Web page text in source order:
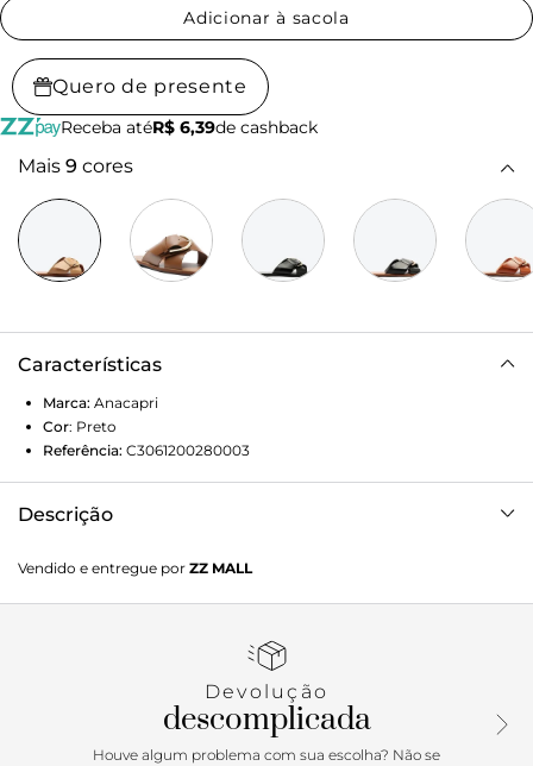
Adicionar à sacola
Quero de presente
Receba atéR$ 6,39de cashback
Mais 9 cores
Características
Marca: Anacapri
Cor: Preto
Referência: C3061200280003
Descrição
fivela, na cor bege. O modelinho em couro apresenta
cabedal com duas tiras largas e cruzadas - com design em
metálica ajustável em uma das tiras. De biqueira moderna
com leve saltinho traseiro e assinatura Anacapri. A
rasteirinha deixa os dedos e calcanhar totalmente à mostra.
Dica de amiga: para a garantia de maior conforto no calce,
Vendido e entregue por ZZ MALL
Devolução
descomplicada
Houve algum problema com sua escolha? Não se